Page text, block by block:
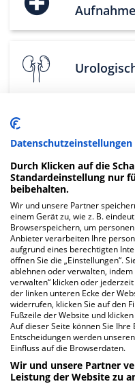
Bilder
Datenschutzeinstellungen
Durch Klicken auf die
Standardeinstellung nur
beibehalten.
Wir und unsere Partner
einem Gerät zu, wie z. B.
Browserspeichern, um
Anbieter verarbeiten Ihre
aufgrund eines berechtigten
öffnen Sie die „Einstellungen“.
ablehnen oder verwalten,
verwalten“ klicken oder
der linken unteren Ecke der
widerrufen, klicken Sie auf den
Fußzeile der Website und
Auf dieser Seite können Sie
Entscheidungen werden
Einfluss auf die Browserdaten.
Wir und unsere Partner
Leistung der Website zu